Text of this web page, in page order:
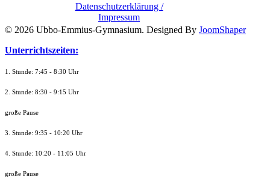
Datenschutzerklärung /
Impressum
© 2026 Ubbo-Emmius-Gymnasium. Designed By JoomShaper
Unterrichtszeiten:
1. Stunde: 7:45 - 8:30 Uhr
2. Stunde: 8:30 - 9:15 Uhr
große Pause
3. Stunde: 9:35 - 10:20 Uhr
4. Stunde: 10:20 - 11:05 Uhr
große Pause